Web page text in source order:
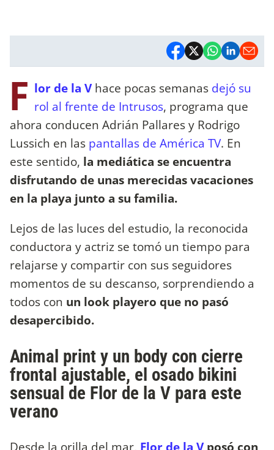
F lor de la V hace pocas semanas dejó su
rol al frente de Intrusos, programa que
ahora conducen Adrián Pallares y Rodrigo
Lussich en las pantallas de América TV. En
este sentido, la mediática se encuentra
disfrutando de unas merecidas vacaciones
en la playa junto a su familia.
Lejos de las luces del estudio, la reconocida
conductora y actriz se tomó un tiempo para
relajarse y compartir con sus seguidores
momentos de su descanso, sorprendiendo a
todos con un look playero que no pasó
desapercibido.
Animal print y un body con cierre
frontal ajustable, el osado bikini
sensual de Flor de la V para este
verano